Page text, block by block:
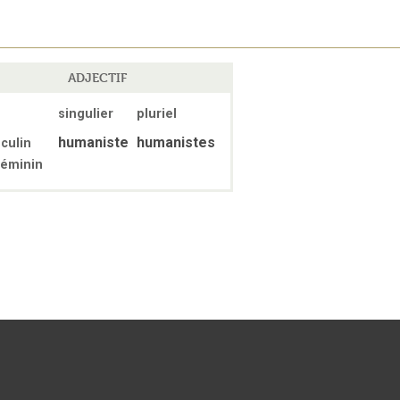
ADJECTIF
singulier
pluriel
humaniste humanistes